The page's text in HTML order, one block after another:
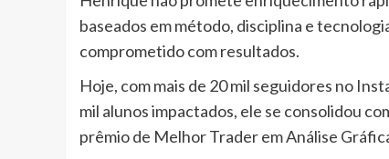
baseados em método, disciplina e
comprometido com resultados.
Hoje, com mais de 20 mil seguidores no
mil alunos impactados, ele se consolidou
prêmio de Melhor Trader em Análise